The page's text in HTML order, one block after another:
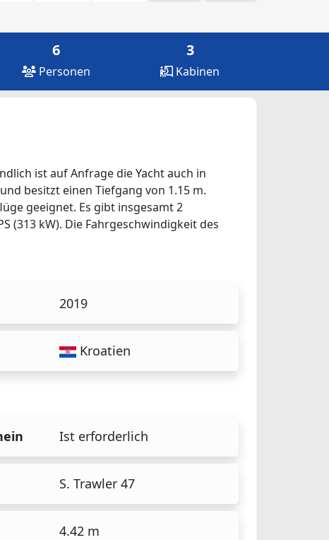
6
Personen
3
Kabinen
ist auf Anfrage die Yacht auch in
besitzt einen Tiefgang von 1.15 m.
geeignet. Es gibt insgesamt 2
(313 kW). Die Fahrgeschwindigkeit des
2019
Kroatien
Ist erforderlich
S. Trawler 47
4.42 m